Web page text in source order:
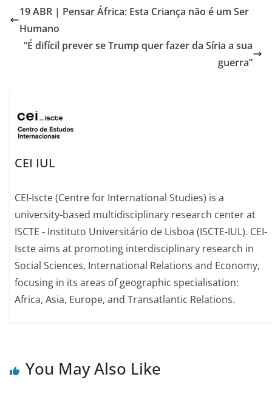
19 ABR | Pensar África: Esta Criança não é um Ser
Humano
“É difícil prever se Trump quer fazer da Síria a sua
guerra”
CEI IUL
CEI-Iscte (Centre for International Studies) is a
university-based multidisciplinary research center at
ISCTE - Instituto Universitário de Lisboa (ISCTE-IUL). CEI-
Iscte aims at promoting interdisciplinary research in
Social Sciences, International Relations and Economy,
focusing in its areas of geographic specialisation:
Africa, Asia, Europe, and Transatlantic Relations.
You May Also Like